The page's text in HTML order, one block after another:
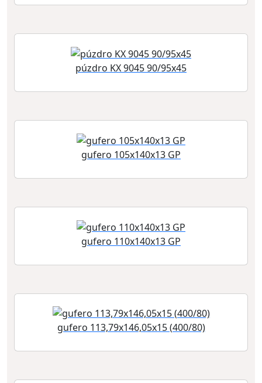
púzdro KX 9045 90/95x45
gufero 105x140x13 GP
gufero 110x140x13 GP
gufero 113,79x146,05x15 (400/80)